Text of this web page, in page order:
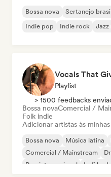
Bossa nova Sertanejo
Indie pop
Indie rock Jazz
Vocals That
Playlist
> 1500 feedbacks
Bossa novaComercial /
Folk indie
Adicionar artistas às
Bossa nova Música latina
Comercial / Mainstream
Pop internacional
Lofi